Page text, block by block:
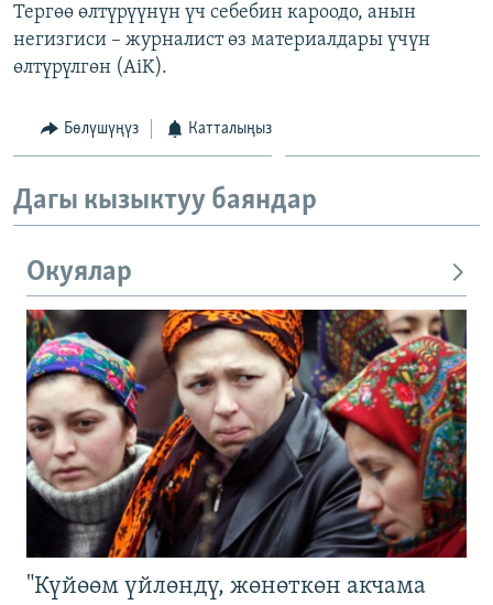
Тергөө өлтүрүүнүн үч себебин кароодо, анын
негизгиси – журналист өз материалдары үчүн
өлтүрүлгөн (AiK).
Бөлүшүңүз Катталыңыз
Дагы кызыктуу баяндар
Окуялар
"Күйөөм үйлөндү, жөнөткөн акчама